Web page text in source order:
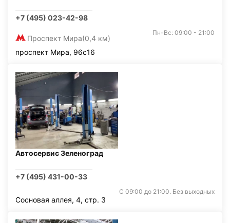
+7 (495) 023-42-98
Проспект Мира(0,4 км)
Пн-Вс: 09:00 - 21:00
проспект Мира, 96с16
Автосервис Зеленоград
+7 (495) 431-00-33
С 09:00 до 21:00. Без выходных
Сосновая аллея, 4, стр. 3